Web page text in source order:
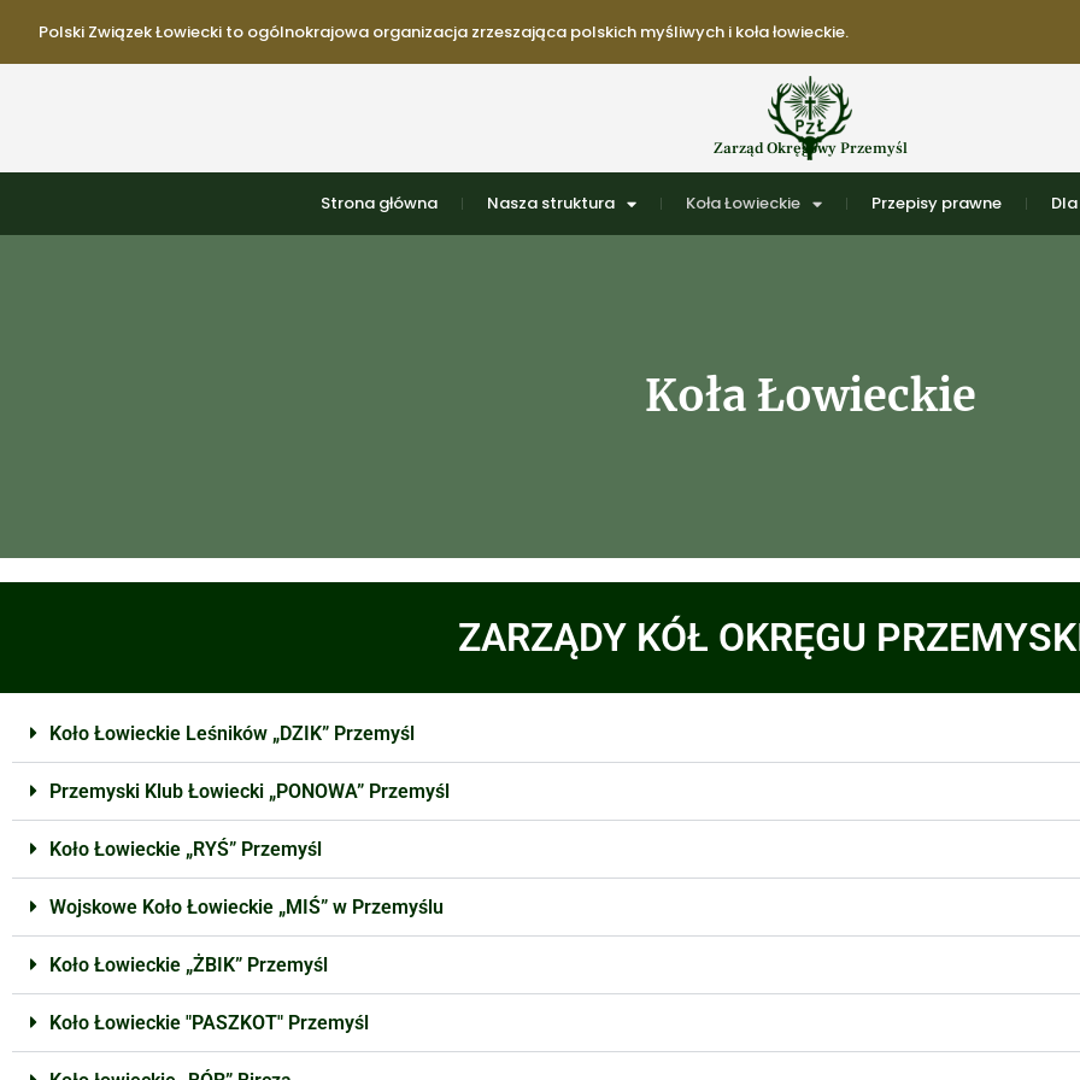
Polski Związek Łowiecki to ogólnokrajowa organizacja zrzeszająca polskich myśliwych i koła łowieckie.
Zarząd Okręgowy Przemyśl
Strona główna Nasza struktura Koła Łowieckie Przepisy prawne
Koła Łowieckie
ZARZĄDY KÓŁ OKRĘGU
Koło Łowieckie Leśników „DZIK” Przemyśl
Przemyski Klub Łowiecki „PONOWA” Przemyśl
Koło Łowieckie „RYŚ” Przemyśl
Wojskowe Koło Łowieckie „MIŚ” w Przemyślu
Koło Łowieckie „ŻBIK” Przemyśl
Koło Łowieckie "PASZKOT" Przemyśl